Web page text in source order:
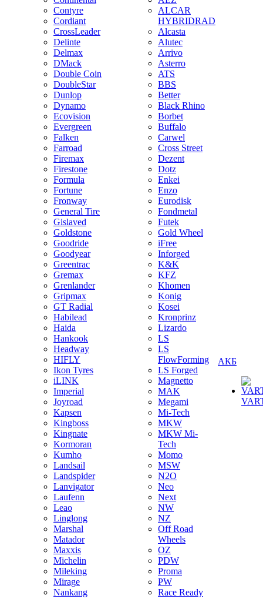
Contyre
Cordiant
CrossLeader
Delinte
Delmax
DMack
Double Coin
DoubleStar
Dunlop
Dynamo
Ecovision
Evergreen
Falken
Farroad
Firemax
Firestone
Formula
Fortune
Fronway
General Tire
Gislaved
Goldstone
Goodride
Goodyear
Greentrac
Gremax
Grenlander
Gripmax
GT Radial
Habilead
Haida
Hankook
Headway
HIFLY
Ikon Tyres
iLINK
Imperial
Joyroad
Kapsen
Kingboss
Kingnate
Kormoran
Kumho
Landsail
Landspider
Lanvigator
Laufenn
Leao
Linglong
Marshal
Matador
Maxxis
Michelin
Mileking
Mirage
Nankang
ALCAR
HYBRIDRAD
Alcasta
Alutec
Arrivo
Asterro
ATS
BBS
Better
Black Rhino
Borbet
Buffalo
Carwel
Cross Street
Dezent
Dotz
Enkei
Enzo
Eurodisk
Fondmetal
Futek
Gold Wheel
iFree
Inforged
K&K
KFZ
Khomen
Konig
Kosei
Kronprinz
Lizardo
LS
LS
FlowForming
LS Forged
Magnetto
MAK
Megami
Mi-Tech
MKW
MKW Mi-
Tech
Momo
MSW
N2O
Neo
Next
NW
NZ
Off Road
Wheels
OZ
PDW
Proma
PW
Race Ready
АКБ